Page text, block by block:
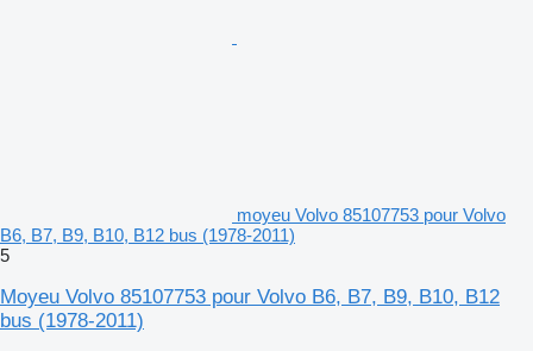
moyeu Volvo 85107753 pour Volvo
B6, B7, B9, B10, B12 bus (1978-2011)
5
Moyeu Volvo 85107753 pour Volvo B6, B7, B9, B10, B12
bus (1978-2011)